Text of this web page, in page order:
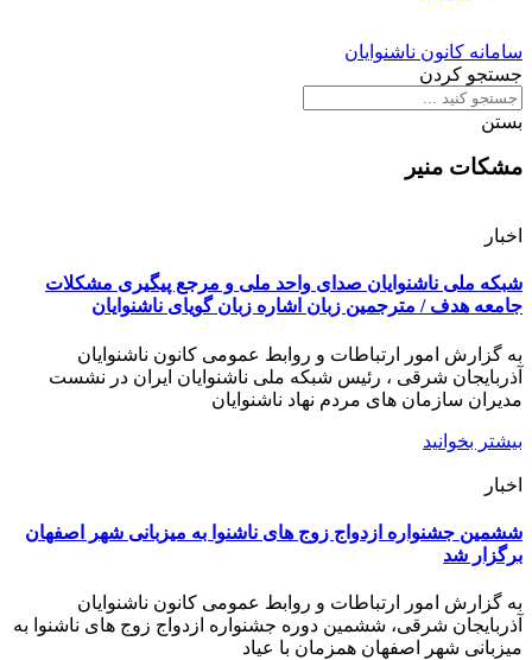
سامانه کانون ناشنوایان
جستجو کردن
بستن
مشکات منیر
اخبار
شبکه ملی ناشنوایان صدای واحد ملی و مرجع پیگیری مشکلات
جامعه هدف / مترجمین زبان اشاره زبان گویای ناشنوایان
به گزارش امور ارتباطات و روابط عمومی کانون ناشنوایان
آذربایجان شرقی ، رئیس شبکه ملی ناشنوایان ایران در نشست
مدیران سازمان های مردم نهاد ناشنوایان
بیشتر بخوانید
اخبار
ششمین جشنواره ازدواج زوج های ناشنوا به میزبانی شهر اصفهان
برگزار شد
به گزارش امور ارتباطات و روابط عمومی کانون ناشنوایان
آذربایجان شرقی، ششمین دوره جشنواره ازدواج زوج های ناشنوا به
میزبانی شهر اصفهان همزمان با عیاد